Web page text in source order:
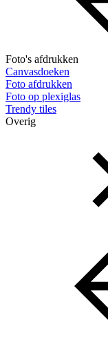
Foto's afdrukken
Canvasdoeken
Foto afdrukken
Foto op plexiglas
Trendy tiles
Overig